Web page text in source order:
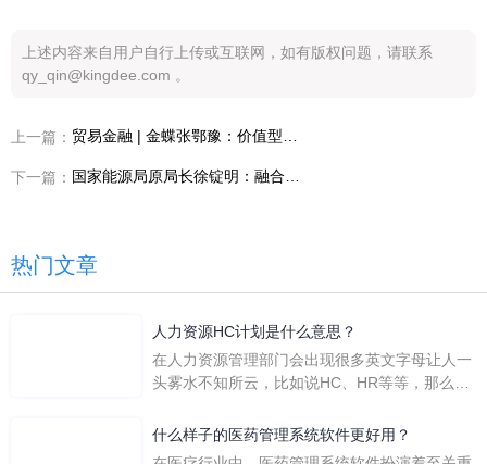
上述内容来自用户自行上传或互联网，如有版权问题，请联系
qy_qin@kingdee.com 。
上一篇：
下一篇：
热门文章
人力资源HC计划是什么意思？
在人力资源管理部门会出现很多英文字母让人一
头雾水不知所云，比如说HC、HR等等，那么它
么呢？
什么样子的医药管理系统软件更好用？